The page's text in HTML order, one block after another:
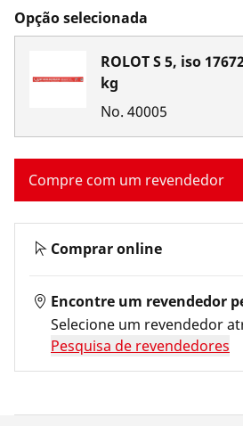
Opção selecionada
ROLOT S 5, iso
kg
No. 40005
Compre com um revendedor
Comprar online
Encontre um revendedor
Selecione um revendedor
Pesquisa de revendedores